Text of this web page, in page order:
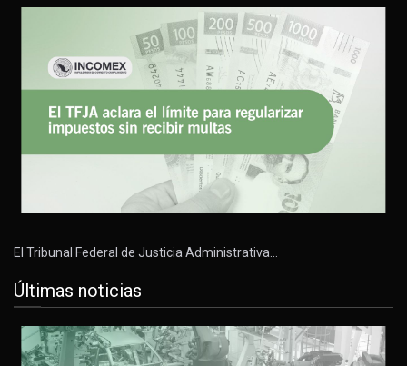
El Tribunal Federal de Justicia Administrativa…
Últimas noticias